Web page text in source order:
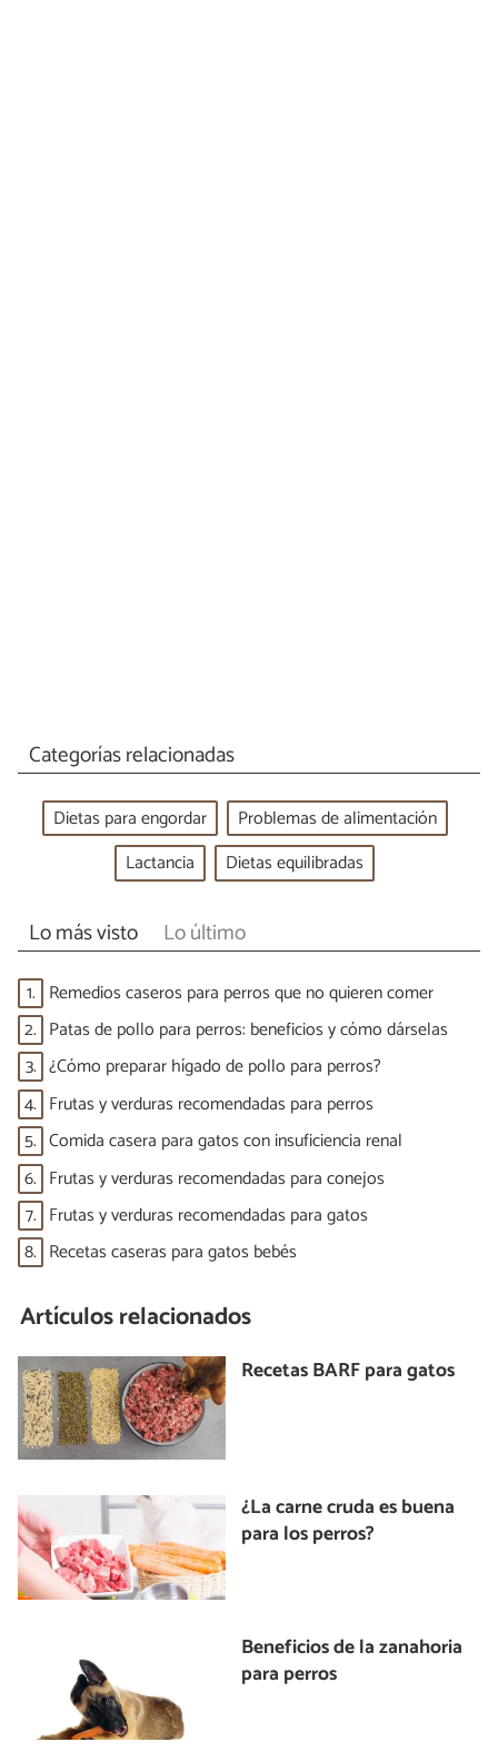
Categorías relacionadas
Dietas para engordar
Problemas de alimentación
Lactancia
Dietas equilibradas
Lo más visto Lo último
1. Remedios caseros para perros que no quieren comer
2. Patas de pollo para perros: beneficios y cómo dárselas
3. ¿Cómo preparar hígado de pollo para perros?
4. Frutas y verduras recomendadas para perros
5. Comida casera para gatos con insuficiencia renal
6. Frutas y verduras recomendadas para conejos
7. Frutas y verduras recomendadas para gatos
8. Recetas caseras para gatos bebés
Artículos relacionados
Recetas BARF para gatos
¿La carne cruda es buena
para los perros?
Beneficios de la zanahoria
para perros